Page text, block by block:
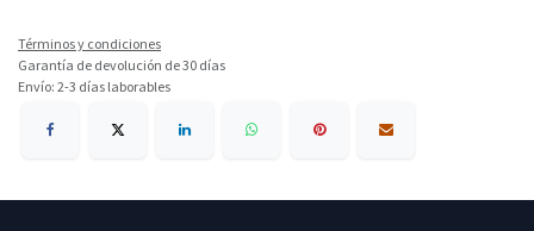
Términos y condiciones
Garantía de devolución de 30 días
Envío: 2-3 días laborables